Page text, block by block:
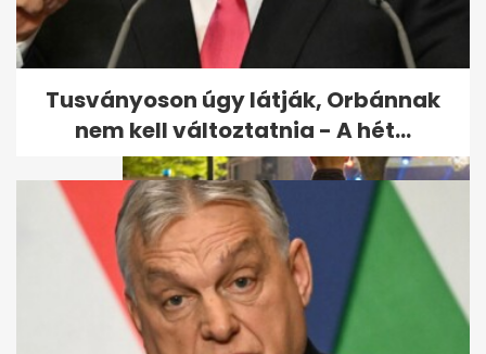
Újabb késelés
Németországban, hat sérült
Tusványoson úgy látják, Orbánnak
nem kell változtatnia - A hét...